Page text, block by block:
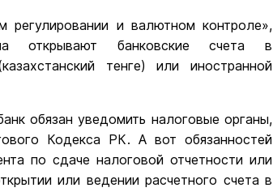
и валютном контроле»,
открывают банковские счета в
тенге) или иностранной
обязан уведомить налоговые органы,
Кодекса РК. А вот обязанностей
по сдаче налоговой отчетности или
или ведении расчетного счета в